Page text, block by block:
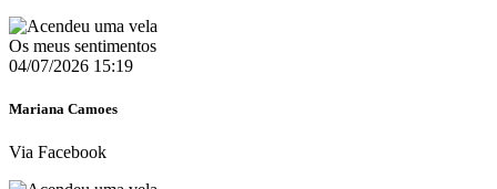
Os meus sentimentos
04/07/2026 15:19
Mariana Camoes
Via Facebook